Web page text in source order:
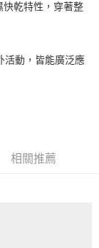
乾特性，穿著整
活動，皆能廣泛應
相關推薦